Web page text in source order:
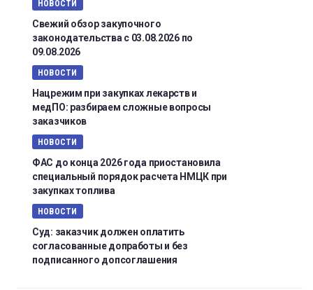
НОВОСТИ
Свежий обзор закупочного
законодательства с 03.08.2026 по
09.08.2026
НОВОСТИ
Нацрежим при закупках лекарств и
медПО: разбираем сложные вопросы
заказчиков
НОВОСТИ
ФАС до конца 2026 года приостановила
специальный порядок расчета НМЦК при
закупках топлива
НОВОСТИ
Суд: заказчик должен оплатить
согласованные допработы и без
подписанного допсоглашения